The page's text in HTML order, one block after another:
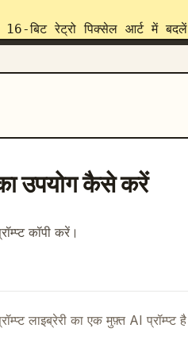
16-बिट रेट्रो पिक्सेल आर्ट में
का आकार एक समान रखें।
ज्यामिति बनाएं।
(hard edges) का उपयोग
पैलेट का उपयोग करें।
उपयोग कैसे करें
कॉपी करें।
लाइब्रेरी का एक मुफ़्त AI